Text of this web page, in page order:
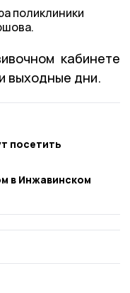
поликлиники
кабинете
выходные дни.
посетить
в Инжавинском